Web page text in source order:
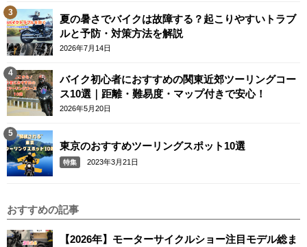
夏の暑さでバイクは故障する？起こりやすいトラブ
ルと予防・対策方法を解説
2026年7月14日
バイク初心者におすすめの関東近郊ツーリングコー
ス10選｜距離・難易度・マップ付きで安心！
2026年5月20日
東京のおすすめツーリングスポット10選
特集 2023年3月21日
おすすめの記事
【2026年】モーターサイクルショー注目モデル総ま